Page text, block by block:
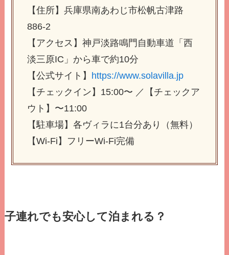
【住所】兵庫県南あわじ市松帆古津路
886-2
【アクセス】神戸淡路鳴門自動車道「西
淡三原IC」から車で約10分
【公式サイト】 https://www.solavilla.jp
【チェックイン】15:00〜 ／【チェックア
ウト】〜11:00
【駐車場】各ヴィラに1台分あり（無料）
【Wi-Fi】フリーWi-Fi完備
子連れでも安心して泊まれる？